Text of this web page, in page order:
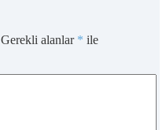
Gerekli alanlar * ile